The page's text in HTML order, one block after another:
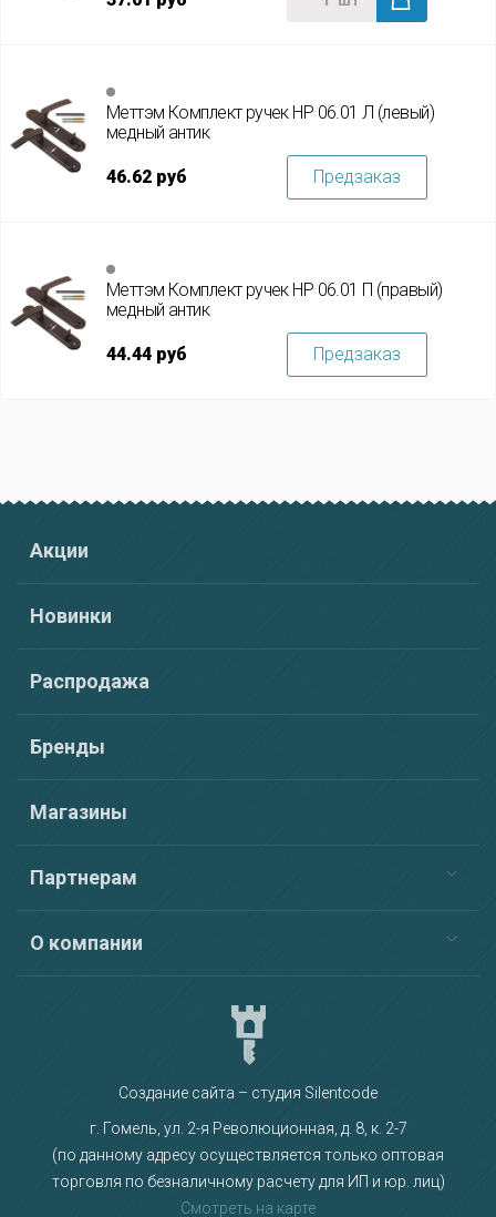
Меттэм Комплект ручек HP 06.01 Л (левый)
медный антик
46.62 руб Предзаказ
Меттэм Комплект ручек HP 06.01 П (правый)
медный антик
44.44 руб Предзаказ
Акции
Новинки
Распродажа
Бренды
Магазины
Партнерам
О компании
Создание сайта – студия Silentcode
г. Гомель, ул. 2-я Революционная, д. 8, к. 2-7
(по данному адресу осуществляется только оптовая
торговля по безналичному расчету для ИП и юр. лиц)
Смотреть на карте